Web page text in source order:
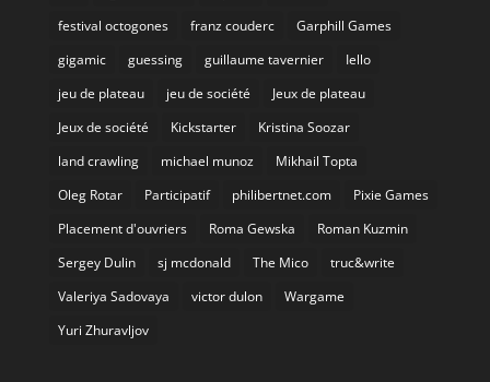
festival octogones
franz couderc
Garphill Games
gigamic
guessing guillaume tavernier
Iello
jeu de plateau
jeu de société
Jeux de plateau
Jeux de société
Kickstarter
Kristina Soozar
land crawling
michael munoz
Mikhail Topta
Oleg Rotar
Participatif philibertnet.com
Pixie Games
Placement d'ouvriers
Roma Gewska
Roman Kuzmin
Sergey Dulin
sj mcdonald The Mico
truc&write
Valeriya Sadovaya
victor dulon
Wargame
Yuri Zhuravljov